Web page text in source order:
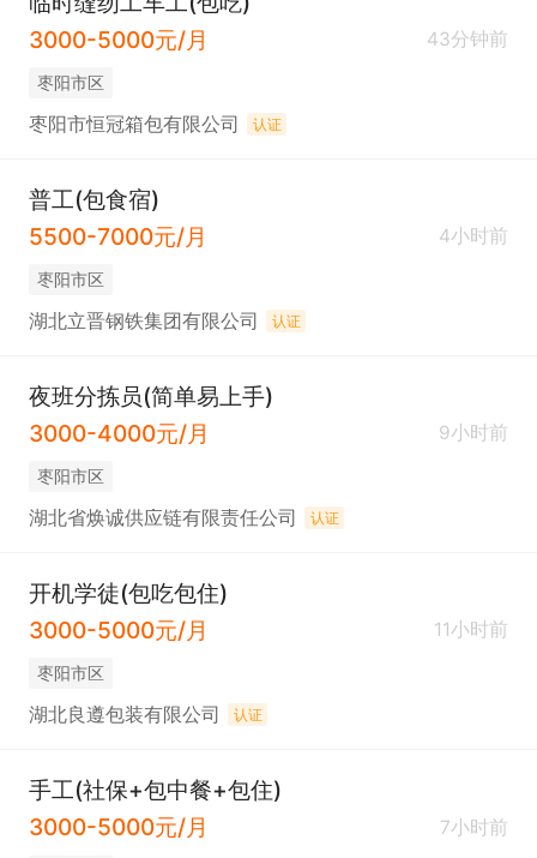
3000-5000元/月
43分钟前
枣阳市区
枣阳市恒冠箱包有限公司 认证
普工(包食宿)
5500-7000元/月
4小时前
枣阳市区
湖北立晋钢铁集团有限公司 认证
夜班分拣员(简单易上手)
3000-4000元/月
9小时前
枣阳市区
湖北省焕诚供应链有限责任公司 认证
开机学徒(包吃包住)
3000-5000元/月
11小时前
枣阳市区
湖北良遵包装有限公司 认证
手工(社保+包中餐+包住)
3000-5000元/月
7小时前